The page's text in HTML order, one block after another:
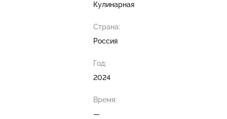
Кулинарная
Страна:
Россия
Год:
2024
Время:
—